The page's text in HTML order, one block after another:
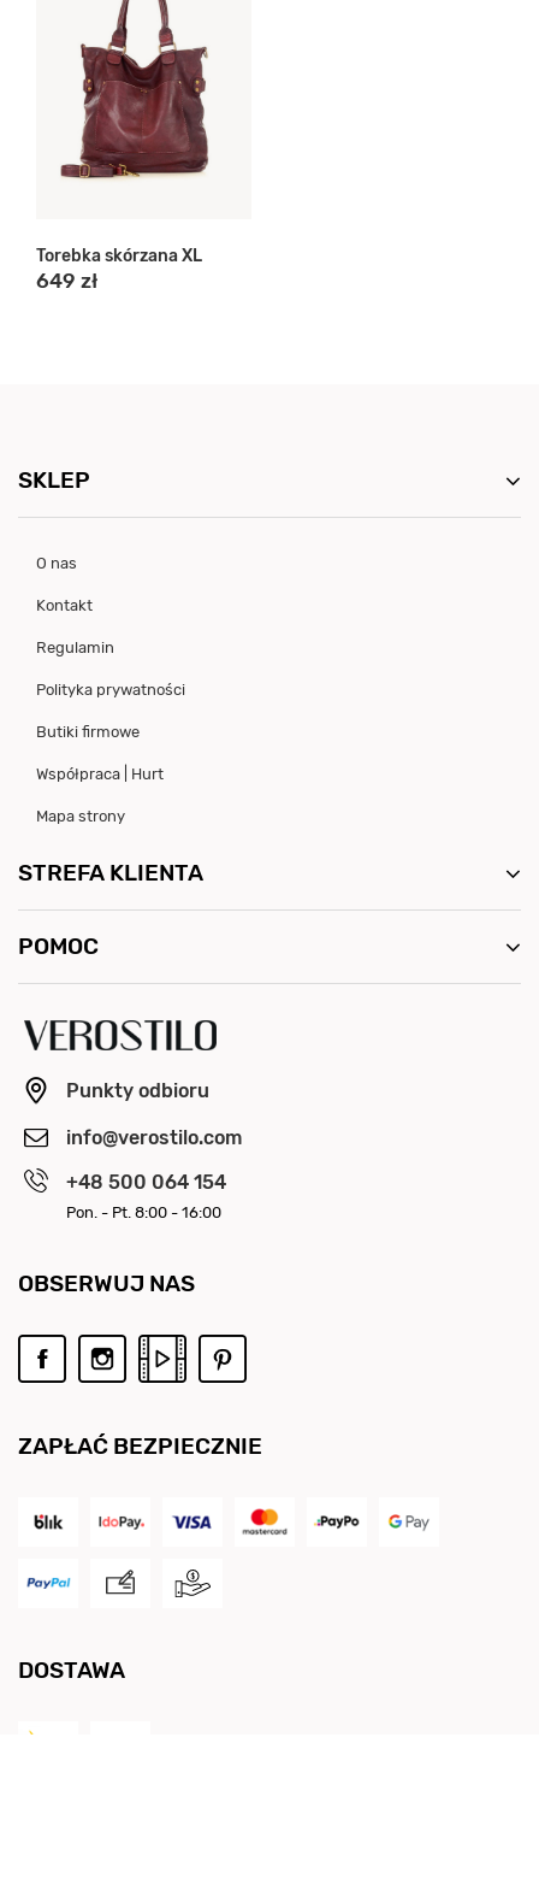
Torebka skórzana XL
649 zł
SKLEP
O nas
Kontakt
Regulamin
Polityka prywatności
Butiki firmowe
Współpraca | Hurt
Mapa strony
STREFA KLIENTA
POMOC
Punkty odbioru
info@verostilo.com
+48 500 064 154
Pon. - Pt. 8:00 - 16:00
ZAPŁAĆ BEZPIECZNIE
DOSTAWA
OBSERWUJ NAS